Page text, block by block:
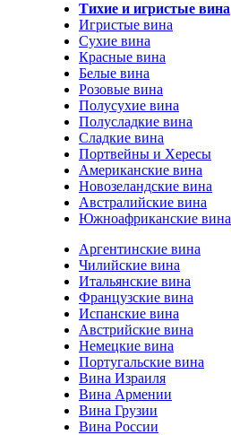
Тихие и игристые вина
Игристые вина
Сухие вина
Красные вина
Белые вина
Розовые вина
Полусухие вина
Полусладкие вина
Сладкие вина
Портвейны и Хересы
Американские вина
Новозеландские вина
Австралийские вина
Южноафриканские вина
Аргентинские вина
Чилийские вина
Итальянские вина
Французские вина
Испанские вина
Австрийские вина
Немецкие вина
Португальские вина
Вина Израиля
Вина Армении
Вина Грузии
Вина России